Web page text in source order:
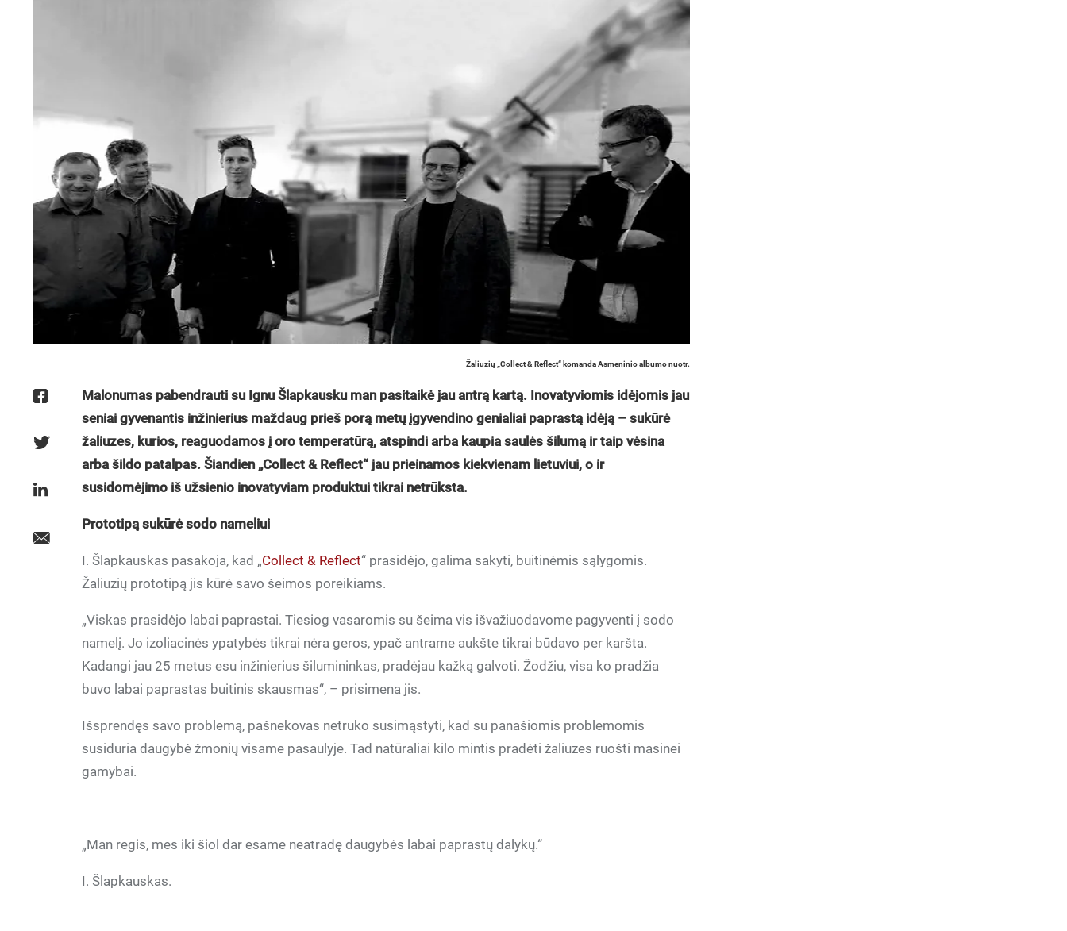
Žaliuzių „Collect & Reflect“ komanda Asmeninio albumo nuotr.
Malonumas pabendrauti su Ignu Šlapkausku man pasitaikė jau antrą kartą. Inovatyviomis idėjomis jau
seniai gyvenantis inžinierius maždaug prieš porą metų įgyvendino genialiai paprastą idėją – sukūrė
žaliuzes, kurios, reaguodamos į oro temperatūrą, atspindi arba kaupia saulės šilumą ir taip vėsina
arba šildo patalpas. Šiandien „Collect & Reflect“ jau prieinamos kiekvienam lietuviui, o ir
susidomėjimo iš užsienio inovatyviam produktui tikrai netrūksta.
Prototipą sukūrė sodo nameliui
I. Šlapkauskas pasakoja, kad „Collect & Reflect“ prasidėjo, galima sakyti, buitinėmis sąlygomis.
Žaliuzių prototipą jis kūrė savo šeimos poreikiams.
„Viskas prasidėjo labai paprastai. Tiesiog vasaromis su šeima vis išvažiuodavome pagyventi į sodo
namelį. Jo izoliacinės ypatybės tikrai nėra geros, ypač antrame aukšte tikrai būdavo per karšta.
Kadangi jau 25 metus esu inžinierius šilumininkas, pradėjau kažką galvoti. Žodžiu, visa ko pradžia
buvo labai paprastas buitinis skausmas“, – prisimena jis.
Išsprendęs savo problemą, pašnekovas netruko susimąstyti, kad su panašiomis problemomis
susiduria daugybė žmonių visame pasaulyje. Tad natūraliai kilo mintis pradėti žaliuzes ruošti masinei
gamybai.
„Man regis, mes iki šiol dar esame neatradę daugybės labai paprastų dalykų.“
I. Šlapkauskas.